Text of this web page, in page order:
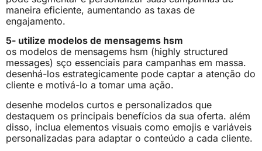
maneira eficiente, aumentando as taxas de
engajamento.
5- utilize modelos de mensagems hsm
os modelos de mensagems hsm (highly structured
messages) sço essenciais para campanhas em massa.
desenhá-los estrategicamente pode captar a atenção do
cliente e motivá-lo a tomar uma ação.
desenhe modelos curtos e personalizados que
destaquem os principais benefícios da sua oferta. além
disso, inclua elementos visuais como emojis e variáveis
personalizadas para adaptar o conteúdo a cada cliente.